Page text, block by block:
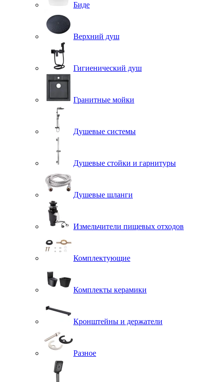
Биде
Верхний душ
Гигиенический душ
Гранитные мойки
Душевые системы
Душевые стойки и гарнитуры
Душевые шланги
Измельчители пищевых отходов
Комплектующие
Комплекты керамики
Кронштейны и держатели
Разное